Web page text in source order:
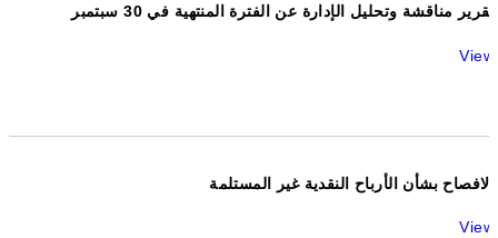
تقرير مناقشة وتحليل الإدارة عن الفترة المنتهية في 30 سبتمبر
View
الافصاح بشأن الأرباح النقدية غير المستلمة
View